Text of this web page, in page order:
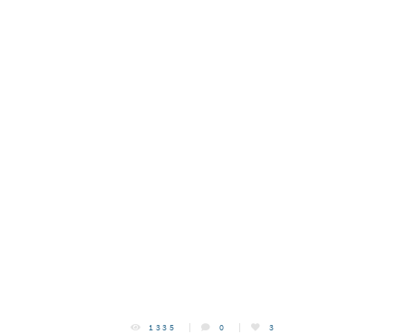
1335 0 3